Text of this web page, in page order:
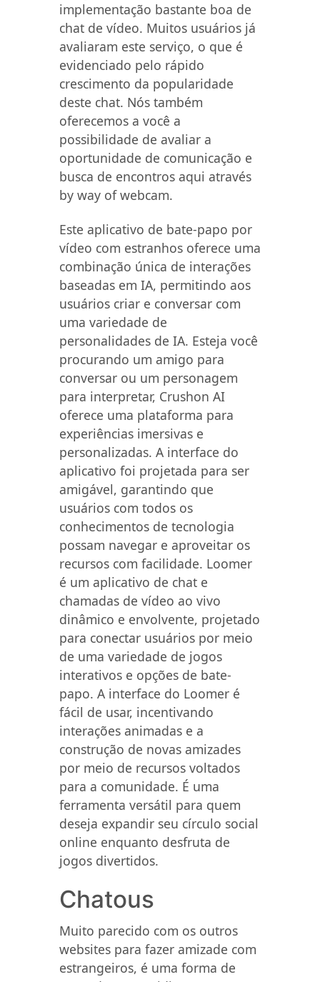
implementação bastante boa de
chat de vídeo. Muitos usuários já
avaliaram este serviço, o que é
evidenciado pelo rápido
crescimento da popularidade
deste chat. Nós também
oferecemos a você a
possibilidade de avaliar a
oportunidade de comunicação e
busca de encontros aqui através
by way of webcam.
Este aplicativo de bate-papo por
vídeo com estranhos oferece uma
combinação única de interações
baseadas em IA, permitindo aos
usuários criar e conversar com
uma variedade de
personalidades de IA. Esteja você
procurando um amigo para
conversar ou um personagem
para interpretar, Crushon AI
oferece uma plataforma para
experiências imersivas e
personalizadas. A interface do
aplicativo foi projetada para ser
amigável, garantindo que
usuários com todos os
conhecimentos de tecnologia
possam navegar e aproveitar os
recursos com facilidade. Loomer
é um aplicativo de chat e
chamadas de vídeo ao vivo
dinâmico e envolvente, projetado
para conectar usuários por meio
de uma variedade de jogos
interativos e opções de bate-
papo. A interface do Loomer é
fácil de usar, incentivando
interações animadas e a
construção de novas amizades
por meio de recursos voltados
para a comunidade. É uma
ferramenta versátil para quem
deseja expandir seu círculo social
online enquanto desfruta de
jogos divertidos.
Chatous
Muito parecido com os outros
websites para fazer amizade com
estrangeiros, é uma forma de